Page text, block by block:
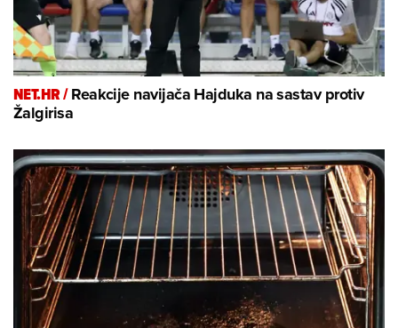
NET.HR /Reakcije navijača Hajduka na sastav protiv
Žalgirisa